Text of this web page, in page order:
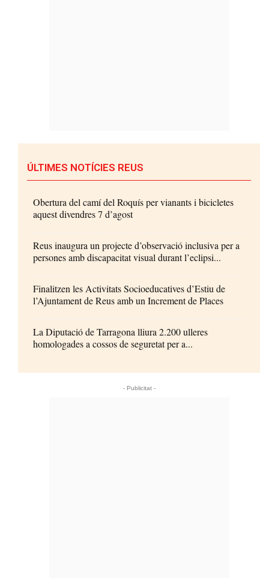
ÚLTIMES NOTÍCIES REUS
Obertura del camí del Roquís per vianants i bicicletes
aquest divendres 7 d’agost
Reus inaugura un projecte d’observació inclusiva per a
persones amb discapacitat visual durant l’eclipsi...
Finalitzen les Activitats Socioeducatives d’Estiu de
l’Ajuntament de Reus amb un Increment de Places
La Diputació de Tarragona lliura 2.200 ulleres
homologades a cossos de seguretat per a...
- Publicitat -